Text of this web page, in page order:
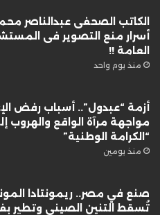
الكاتب الصحفى عبدالناصر
أسرار منع التصوير فى
العامة !!
منذ يوم واحد
أزمة “عبدول”.. أسباب رفض
مواجهة مرآة الواقع والهروب
“الكرامة الوطنية”
منذ يومين
صنع في مصر.. ريمونتادا
تُسقط التنين الصيني وتطير